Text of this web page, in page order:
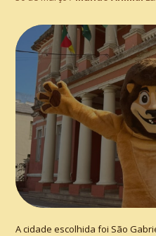
A cidade escolhida foi São